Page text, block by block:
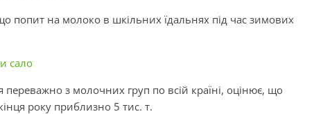
попит на молоко в шкільних їдальнях під час зимових
сало
переважно з молочних груп по всій країні, оцінює, що
року приблизно 5 тис. т.